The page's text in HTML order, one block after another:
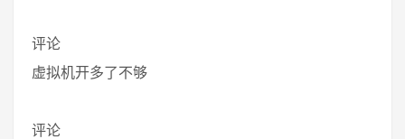
评论
虚拟机开多了不够
评论